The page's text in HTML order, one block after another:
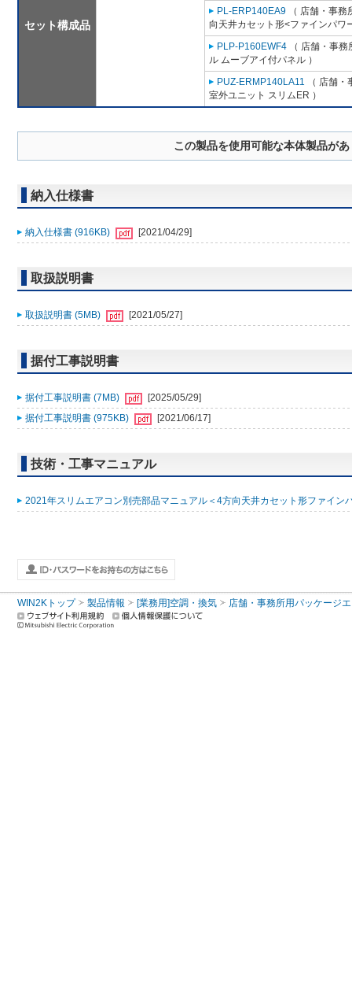
セット構成品
PL-ERP140EA9 （ 店舗・事
向天井カセット形<ファインパワ
PLP-P160EWF4 （ 店舗・事
ル ムーブアイ付パネル ）
PUZ-ERMP140LA11 （ 店舗
室外ユニット スリムER ）
この製品を使用可能な本体製品が
納入仕様書
納入仕様書 (916KB) [2021/04/29]
取扱説明書
取扱説明書 (5MB) [2021/05/27]
据付工事説明書
据付工事説明書 (7MB)
[2025/05/29]
据付工事説明書 (975KB)
[2021/06/17]
技術・工事マニュアル
2021年スリムエアコン別売部品マニュアル＜4方向天井カセット形ファイン
WIN2Kトップ 製品情報 [業務用]空調・換気 店舗・事務所用パッケージ